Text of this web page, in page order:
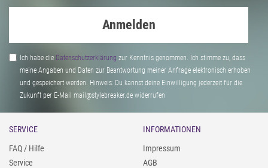
Anmelden
Ich habe die Daten­schutz­erklärung zur Kenntnis genommen. Ich stimme zu, dass
meine Angaben und Daten zur Beantwortung meiner Anfrage elektronisch erhoben
und gespeichert werden. Hinweis: Du kannst deine Einwilligung jederzeit für die
Zukunft per E-Mail mail@stylebreaker.de widerrufen
SERVICE
FAQ / Hilfe
Service
INFORMATIONEN
Impressum
AGB